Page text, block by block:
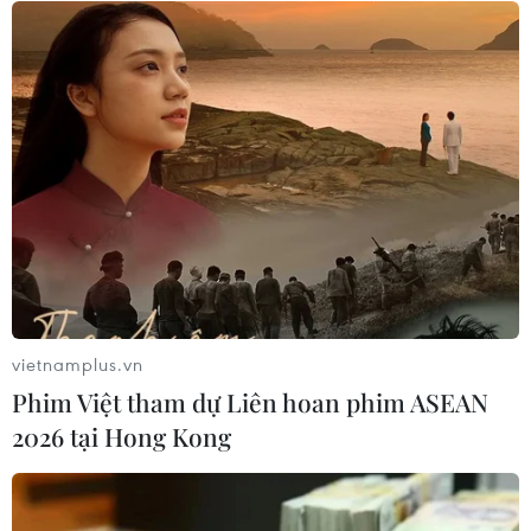
Nâng cấp Quảng Ninh, Bắc Ninh:
Tạo tiền đề phát triển văn hóa du lịch
địa phương
06/08/2026 07:30
Chủ tịch Quốc hội Thái Lan dự khai
mạc Triển lãm 50 năm quan hệ ngoại
giao Việt Nam-Thái Lan
06/08/2026 05:48
Hà Nội: 'Đánh thức' di sản văn hóa,
mở đường cho sáng tạo
06/08/2026 04:25
vietnamplus.vn
Phim Việt tham dự Liên hoan phim ASEAN
2026 tại Hong Kong